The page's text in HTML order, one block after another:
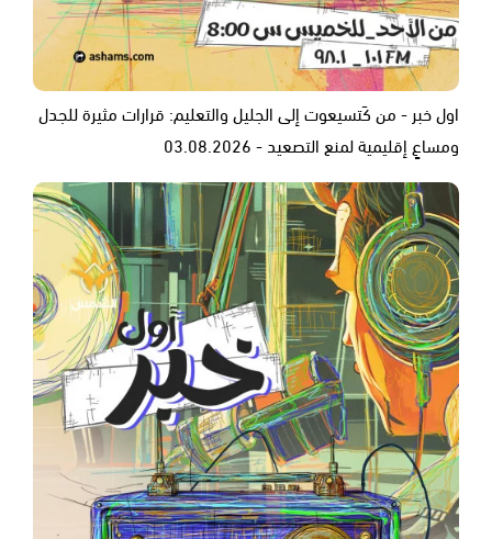
اول خبر - من كَتسيعوت إلى الجليل والتعليم: قرارات مثيرة للجدل
ومساعٍ إقليمية لمنع التصعيد - 03.08.2026